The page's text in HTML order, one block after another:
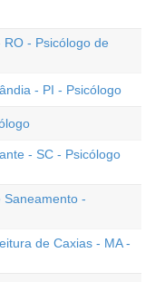
- Psicólogo de
- PI - Psicólogo
- SC - Psicólogo
Saneamento -
de Caxias - MA -